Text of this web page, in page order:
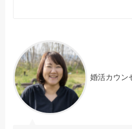
婚活カウン